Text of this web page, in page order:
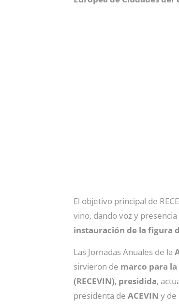
El objetivo principal de
vino, dando voz y
instauración de la figura
Las Jornadas Anuales de la
sirvieron de marco para
(RECEVIN), presidida,
presidenta de ACEVIN y de